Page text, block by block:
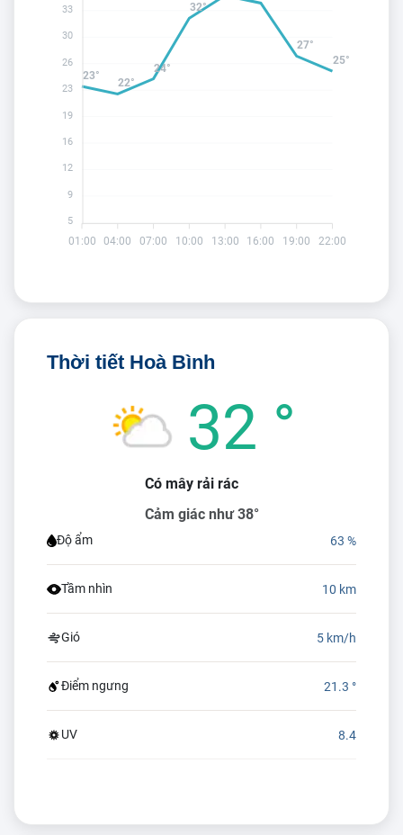
01:00 04:00 07:00 10:00 13:00 16:00 19:00 22:00
23°
22°
24°
32°
27°
25°
33
30
26
23
19
16
12
9
5
Thời tiết Hoà Bình
32 °
Có mây rải rác
Cảm giác như 38°
Độ ẩm 63 %
Tầm nhìn 10 km
Gió 5 km/h
Điểm ngưng 21.3 °
UV 8.4